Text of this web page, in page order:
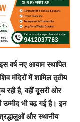
वर्ष नए आयाम स्थापित
मंदिरों में शामिल तृतीय
रही है, वहीं दूसरी ओर
भी बढ़ गई है। इन
और स्थानीय